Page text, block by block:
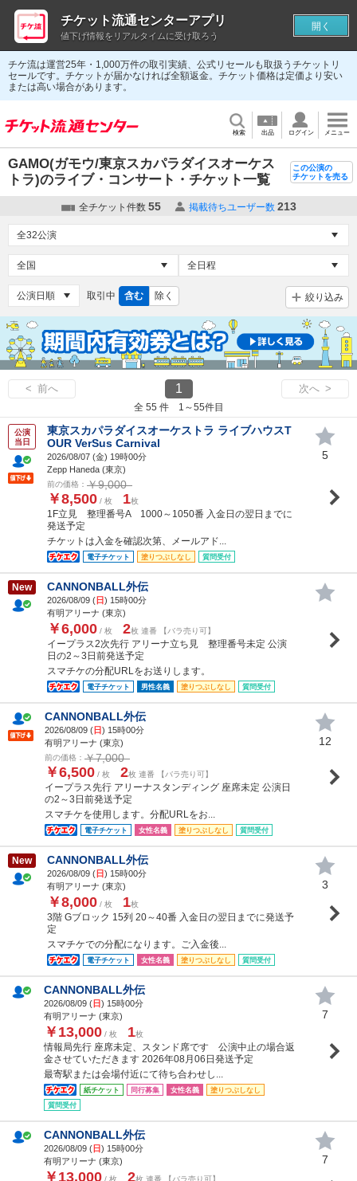
チケ流は運営25年・1,000万件の取引実績、公式リセールも取扱うチケットリ
セールです。チケットが届かなければ全額返金。チケット価格は定価より安い
または高い場合があります。
検索 出品 ログイン メニュー
GAMO(ガモウ/東京スカパラダイスオーケス
トラ)のライブ・コンサート・チケット一覧
この公演の
チケットを売る
全チケット件数 55 掲載待ちユーザー数 213
取引中 含む 除く 絞り込み
< 前へ 1 次へ >
全 55 件 1～55件目
公演
当日
東京スカパラダイスオーケストラ ライブハウスT
OUR VerSus Carnival
2026/08/07 (金) 19時00分
Zepp Haneda (東京)
前の価格： ￥9,000
￥8,500 / 枚 1枚
1F立見 整理番号A 1000～1050番 入金日の翌日までに
発送予定
チケットは入金を確認次第、メールアド...
電子チケット 塗りつぶしなし 質問受付
5
New CANNONBALL外伝
2026/08/09 (日) 15時00分
有明アリーナ (東京)
￥6,000 / 枚 2枚 連番 【バラ売り可】
イープラス2次先行 アリーナ立ち見 整理番号未定 公演
日の2～3日前発送予定
スマチケの分配URLをお送りします。
電子チケット 男性名義 塗りつぶしなし 質問受付
CANNONBALL外伝
2026/08/09 (日) 15時00分
有明アリーナ (東京)
前の価格： ￥7,000
￥6,500 / 枚 2枚 連番 【バラ売り可】
イープラス先行 アリーナスタンディング 座席未定 公演日
の2～3日前発送予定
スマチケを使用します。分配URLをお...
電子チケット 女性名義 塗りつぶしなし 質問受付
12
New CANNONBALL外伝
2026/08/09 (日) 15時00分
有明アリーナ (東京)
￥8,000 / 枚 1枚
3階 Gブロック 15列 20～40番 入金日の翌日までに発送予
定
スマチケでの分配になります。ご入金後...
電子チケット 女性名義 塗りつぶしなし 質問受付
3
CANNONBALL外伝
2026/08/09 (日) 15時00分
有明アリーナ (東京)
￥13,000 / 枚 1枚
情報局先行 座席未定、スタンド席です 公演中止の場合返
金させていただきます 2026年08月06日発送予定
最寄駅または会場付近にて待ち合わせし...
紙チケット 同行募集 女性名義
塗りつぶしなし
質問受付
7
CANNONBALL外伝
2026/08/09 (日) 15時00分
有明アリーナ (東京)
￥13,000 / 枚 2枚 連番 【バラ売り可】
7
チケット流通センターアプリ
値下げ情報をリアルタイムに受け取ろう
開く